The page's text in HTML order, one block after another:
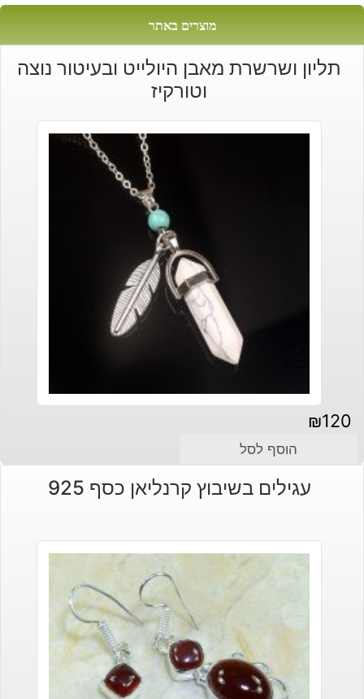
מוצרים באתר
תליון ושרשרת מאבן היולייט ובעיטור נוצה
וטורקיז
₪120
הוסף לסל
עגילים בשיבוץ קרנליאן כסף 925